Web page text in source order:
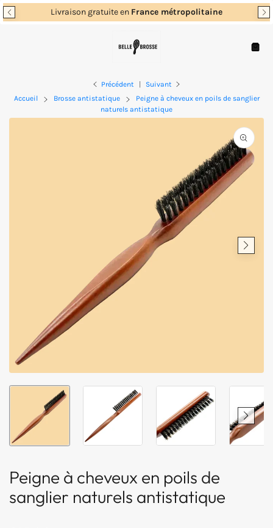
Passer
au
Livraison gratuite en France métropolitaine
Panier
Accueil Brosse antistatique
Peigne à cheveux en poils de sanglier
naturels antistatique
Précédent Suivant
Ouvrir
les
supports
vue
de
la
Peigne à cheveux en poils de
sanglier naturels antistatique